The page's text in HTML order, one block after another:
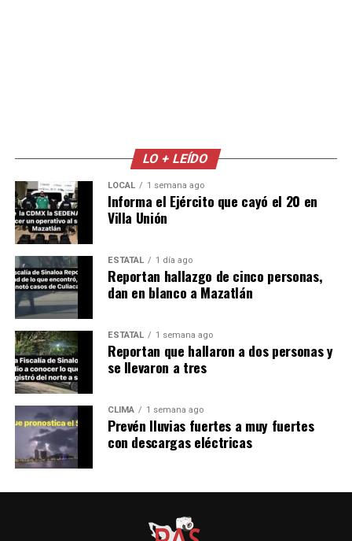
LO + LEÍDO
LOCAL 1 semana ago
Informa el Ejército que cayó el 20 en
Villa Unión
ESTATAL 1 día ago
Reportan hallazgo de cinco personas,
dan en blanco a Mazatlán
ESTATAL 1 semana ago
Reportan que hallaron a dos personas y
se llevaron a tres
CLIMA 1 semana ago
Prevén lluvias fuertes a muy fuertes
con descargas eléctricas